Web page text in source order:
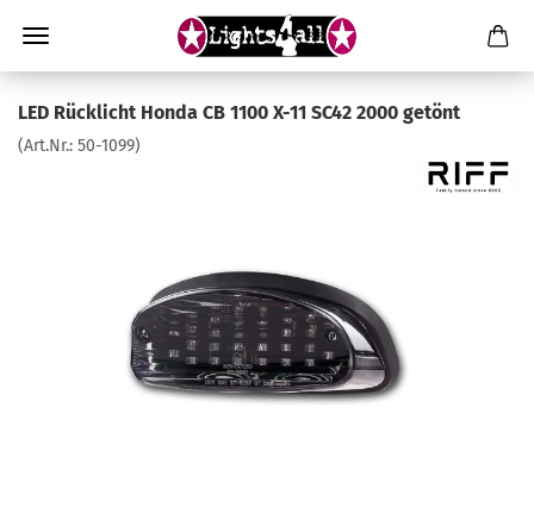
LED Rücklicht Honda CB 1100 X-11 SC42 2000 getönt
(Art.Nr.: 50-1099)